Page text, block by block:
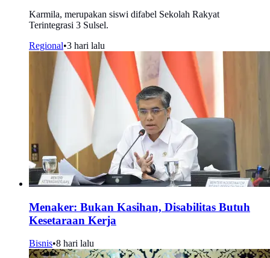
Karmila, merupakan siswi difabel Sekolah Rakyat
Terintegrasi 3 Sulsel.
Regional•3 hari lalu
Menaker: Bukan Kasihan, Disabilitas Butuh
Kesetaraan Kerja
Bisnis•8 hari lalu